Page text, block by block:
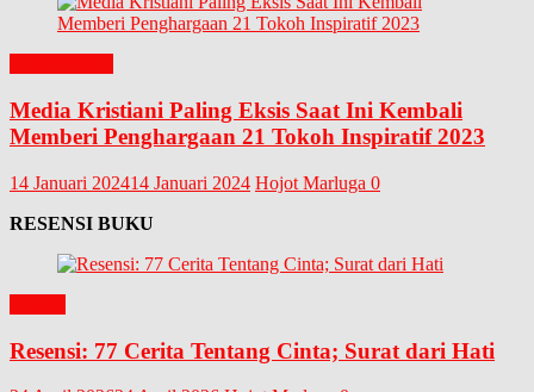
Media Kristiani Paling Eksis Saat Ini Kembali
Memberi Penghargaan 21 Tokoh Inspiratif 2023
14 Januari 202414 Januari 2024 Hojot Marluga 0
RESENSI BUKU
Resensi: 77 Cerita Tentang Cinta; Surat dari Hati